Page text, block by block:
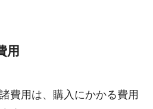
用
費用は、購入にかかる費用